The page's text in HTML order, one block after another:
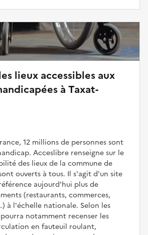
lieux accessibles aux
à Taxat-
12 millions de personnes sont
Acceslibre renseigne sur le
des lieux de la commune de
ouverts à tous. Il s'agit d'un site
aujourd'hui plus de
(restaurants, commerces,
à l'échelle nationale. Selon les
notamment recenser les
en fauteuil roulant,